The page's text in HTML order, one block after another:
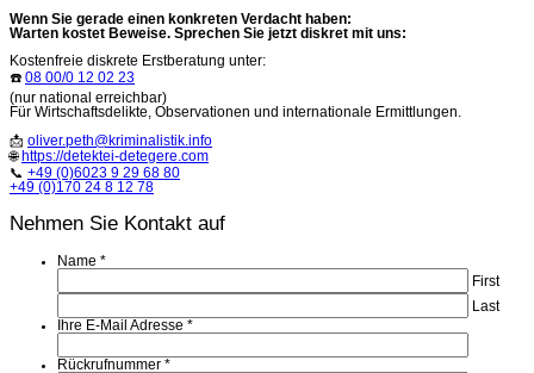
Wenn Sie gerade einen konkreten Verdacht haben:
Warten kostet Beweise. Sprechen Sie jetzt diskret mit uns:
Kostenfreie diskrete Erstberatung unter:
☎️ 08 00/0 12 02 23
(nur national erreichbar)
Für Wirtschaftsdelikte, Observationen und internationale Ermittlungen.
📩 oliver.peth@kriminalistik.info
🌐 https://detektei-detegere.com
📞 +49 (0)6023 9 29 68 80
+49 (0)170 24 8 12 78
Nehmen Sie Kontakt auf
Name *
First
Last
Ihre E-Mail Adresse *
Rückrufnummer *